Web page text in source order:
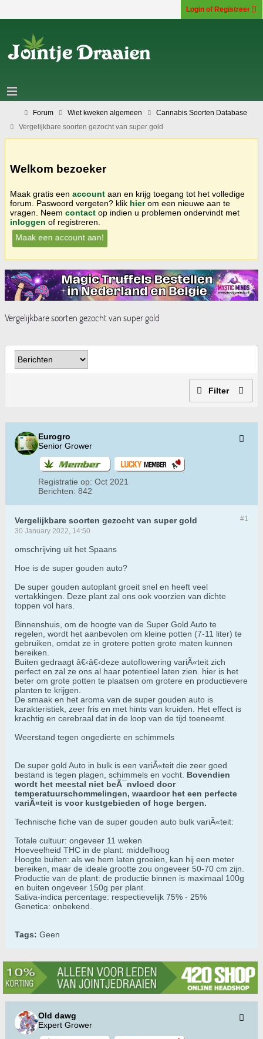
Login of Registreer
Forum Wiet kweken algemeen
Cannabis Soorten Database
Vergelijkbare soorten gezocht van super gold
Welkom bezoeker
Maak gratis een account aan en krijg toegang tot het volledige
forum. Paswoord vergeten? klik hierom een nieuwe aan te
vragen. Neem contact op indien u problemen ondervindt met
inloggen of registreren.
Maak een account aan!
Vergelijkbare soorten gezocht van super gold
Filter
Eurogro
Senior Grower
Registratie op: Oct 2021
Berichten: 842
#1
Vergelijkbare soorten gezocht van super gold
30 January 2022, 14:50
omschrijving uit het Spaans
Hoe is de super gouden auto?
De super gouden autoplant groeit snel en heeft veel
vertakkingen. Deze plant zal ons ook voorzien van dichte
toppen vol hars.
Binnenshuis, om de hoogte van de Super Gold Auto te
regelen, wordt het aanbevolen om kleine potten (7-11 liter) te
gebruiken, omdat ze in grotere potten grote maten kunnen
bereiken.
Buiten gedraagt â€‹â€‹deze autoflowering variÃ«teit zich
perfect en zal ze ons al haar potentieel laten zien. hier is het
beter om grote potten te plaatsen om grotere en productievere
planten te krijgen.
De smaak en het aroma van de super gouden auto is
karakteristiek, zeer fris en met hints van kruiden. Het effect is
krachtig en cerebraal dat in de loop van de tijd toeneemt.
Weerstand tegen ongedierte en schimmels
De super gold Auto in bulk is een variÃ«teit die zeer goed
bestand is tegen plagen, schimmels en vocht. Bovendien
wordt het meestal niet beÃ¯nvloed door
temperatuurschommelingen, waardoor het een perfecte
variÃ«teit is voor kustgebieden of hoge bergen.
Technische fiche van de super gouden auto bulk variÃ«teit:
Totale cultuur: ongeveer 11 weken
Hoeveelheid THC in de plant: middelhoog
Hoogte buiten: als we hem laten groeien, kan hij een meter
bereiken, maar de ideale grootte zou ongeveer 50-70 cm zijn.
Productie van de plant: de productie binnen is maximaal 100g
en buiten ongeveer 150g per plant.
Sativa-indica percentage: respectievelijk 75% - 25%
Genetica: onbekend.
Tags: Geen
Old dawg
Expert Grower